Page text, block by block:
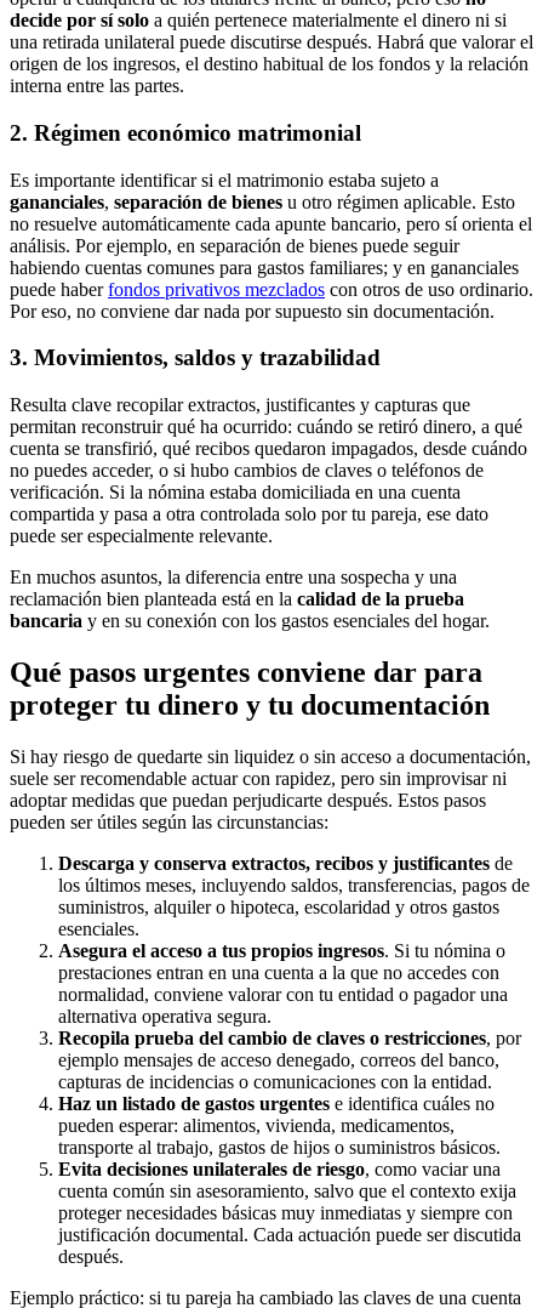
decide por sí solo a quién pertenece materialmente el dinero ni si
una retirada unilateral puede discutirse después. Habrá que valorar el
origen de los ingresos, el destino habitual de los fondos y la relación
interna entre las partes.
2. Régimen económico matrimonial
Es importante identificar si el matrimonio estaba sujeto a
gananciales, separación de bienes u otro régimen aplicable. Esto
no resuelve automáticamente cada apunte bancario, pero sí orienta el
análisis. Por ejemplo, en separación de bienes puede seguir
habiendo cuentas comunes para gastos familiares; y en gananciales
puede haberfondos privativos mezclados con otros de uso ordinario.
Por eso, no conviene dar nada por supuesto sin documentación.
3. Movimientos, saldos y trazabilidad
Resulta clave recopilar extractos, justificantes y capturas que
permitan reconstruir qué ha ocurrido: cuándo se retiró dinero, a qué
cuenta se transfirió, qué recibos quedaron impagados, desde cuándo
no puedes acceder, o si hubo cambios de claves o teléfonos de
verificación. Si la nómina estaba domiciliada en una cuenta
compartida y pasa a otra controlada solo por tu pareja, ese dato
puede ser especialmente relevante.
En muchos asuntos, la diferencia entre una sospecha y una
reclamación bien planteada está en la calidad de la prueba
bancaria y en su conexión con los gastos esenciales del hogar.
Qué pasos urgentes conviene dar para
proteger tu dinero y tu documentación
Si hay riesgo de quedarte sin liquidez o sin acceso a documentación,
suele ser recomendable actuar con rapidez, pero sin improvisar ni
adoptar medidas que puedan perjudicarte después. Estos pasos
pueden ser útiles según las circunstancias:
Descarga y conserva extractos, recibos y justificantes de
los últimos meses, incluyendo saldos, transferencias, pagos de
suministros, alquiler o hipoteca, escolaridad y otros gastos
esenciales.
Asegura el acceso a tus propios ingresos. Si tu nómina o
prestaciones entran en una cuenta a la que no accedes con
normalidad, conviene valorar con tu entidad o pagador una
alternativa operativa segura.
Recopila prueba del cambio de claves o restricciones, por
ejemplo mensajes de acceso denegado, correos del banco,
capturas de incidencias o comunicaciones con la entidad.
Haz un listado de gastos urgentes e identifica cuáles no
pueden esperar: alimentos, vivienda, medicamentos,
transporte al trabajo, gastos de hijos o suministros básicos.
Evita decisiones unilaterales de riesgo, como vaciar una
cuenta común sin asesoramiento, salvo que el contexto exija
proteger necesidades básicas muy inmediatas y siempre con
justificación documental. Cada actuación puede ser discutida
después.
Ejemplo práctico: si tu pareja ha cambiado las claves de una cuenta